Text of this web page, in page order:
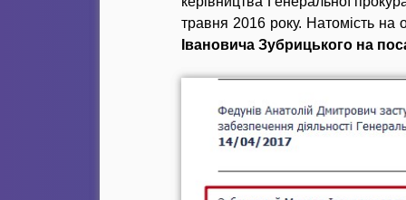
травня 2016 року. Натомість на
Івановича Зубрицького на